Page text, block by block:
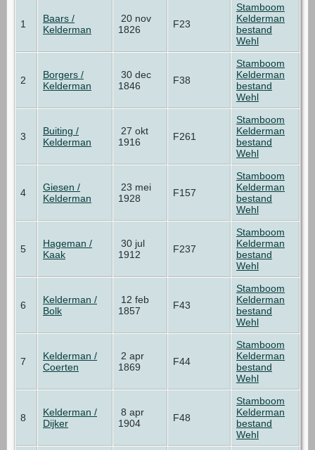
1
Baars /
Kelderman
20 nov
1826
F23
Stamboom
Kelderman
bestand
Wehl
2
Borgers /
Kelderman
30 dec
1846
F38
Stamboom
Kelderman
bestand
Wehl
3
Buiting /
Kelderman
27 okt
1916
F261
Stamboom
Kelderman
bestand
Wehl
4
Giesen /
Kelderman
23 mei
1928
F157
Stamboom
Kelderman
bestand
Wehl
5
Hageman /
Kaak
30 jul
1912
F237
Stamboom
Kelderman
bestand
Wehl
6
Kelderman /
Bolk
12 feb
1857
F43
Stamboom
Kelderman
bestand
Wehl
7
Kelderman /
Coerten
2 apr
1869
F44
Stamboom
Kelderman
bestand
Wehl
8
Kelderman /
Dijker
8 apr
1904
F48
Stamboom
Kelderman
bestand
Wehl